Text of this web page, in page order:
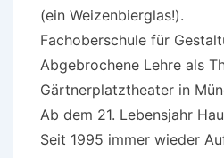
(ein Weizenbierglas!).
Fachoberschule für
Abgebrochene Lehre als
Gärtnerplatztheater in
Ab dem 21. Lebensjahr
Seit 1995 immer wieder